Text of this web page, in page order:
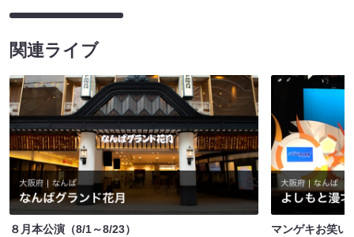
関連ライブ
８月本公演（8/1～8/23）
マンゲキお笑い